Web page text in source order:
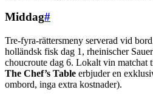
Middag#
Tre-fyra-rättersmeny serverad vid
holländsk fisk dag 1, rheinischer
choucroute dag 6. Lokalt vin matchat
The Chef’s Table erbjuder en
ombord, inga extra kostnader).